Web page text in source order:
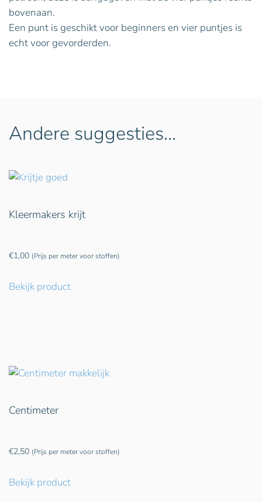
bovenaan.
Een punt is geschikt voor beginners en vier puntjes is
echt voor gevorderden.
Andere suggesties…
Kleermakers krijt
€1,00 (Prijs per meter voor stoffen)
Bekijk product
Centimeter
€2,50 (Prijs per meter voor stoffen)
Bekijk product